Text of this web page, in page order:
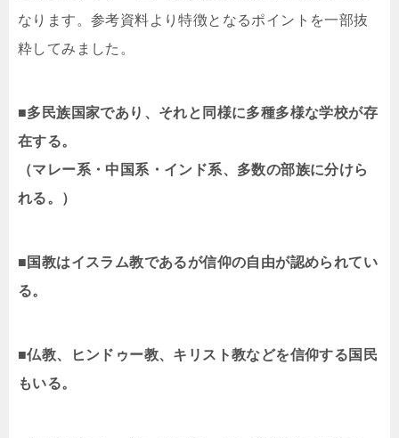
なります。参考資料より特徴となるポイントを一部抜
粋してみました。
■多民族国家であり、それと同様に多種多様な学校が存
在する。
（マレー系・中国系・インド系、多数の部族に分けら
れる。）
■国教はイスラム教であるが信仰の自由が認められてい
る。
■仏教、ヒンドゥー教、キリスト教などを信仰する国民
もいる。